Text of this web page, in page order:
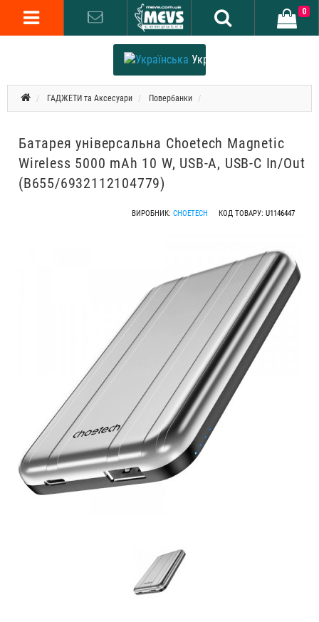
Українська
0
ГАДЖЕТИ та Аксесуари Повербанки
Батарея універсальна Choetech Magnetic
Wireless 5000 mAh 10 W, USB-A, USB-C In/Out
(B655/6932112104779)
ВИРОБНИК: CHOETECH КОД ТОВАРУ: U1146447